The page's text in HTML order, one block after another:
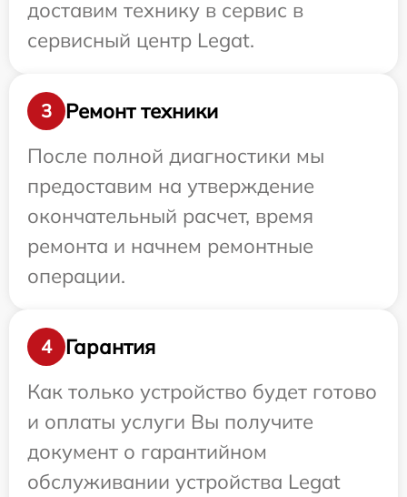
доставим технику в сервис в
сервисный центр Legat.
3
Ремонт техники
После полной диагностики мы
предоставим на утверждение
окончательный расчет, время
ремонта и начнем ремонтные
операции.
4
Гарантия
Как только устройство будет готово
и оплаты услуги Вы получите
документ о гарантийном
обслуживании устройства Legat